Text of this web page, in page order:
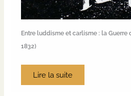
Entre luddisme et carlisme : la Guerre
1832)
Lire la suite